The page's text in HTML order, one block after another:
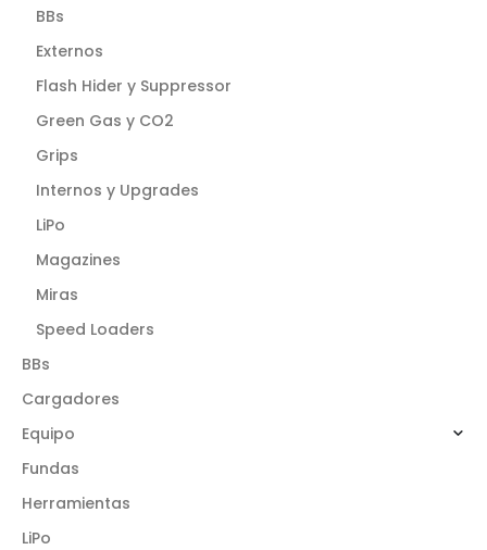
BBs
Externos
Flash Hider y Suppressor
Green Gas y CO2
Grips
Internos y Upgrades
LiPo
Magazines
Miras
Speed Loaders
BBs
Cargadores
Equipo
Fundas
Herramientas
LiPo